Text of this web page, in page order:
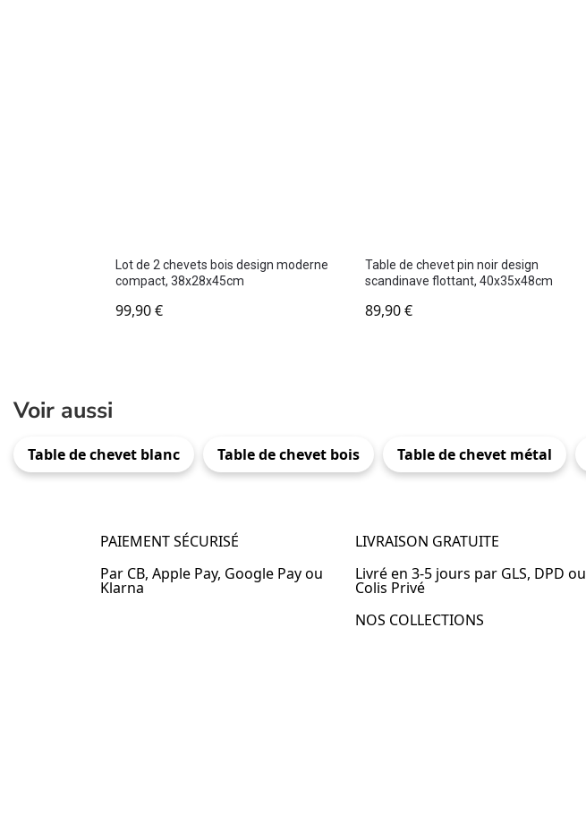
Lot de 2 chevets bois design moderne
compact, 38x28x45cm
99,90€
Table de chevet pin noir design
scandinave flottant, 40x35x48cm
89,90€
Voir aussi
Table de chevet blanc Table de chevet bois Table de chevet métal
PAIEMENT SÉCURISÉ
Par CB, Apple Pay, Google Pay ou
Klarna
LIVRAISON GRATUITE
Livré en 3-5 jours par GLS, DPD ou
Colis Privé
NOS COLLECTIONS